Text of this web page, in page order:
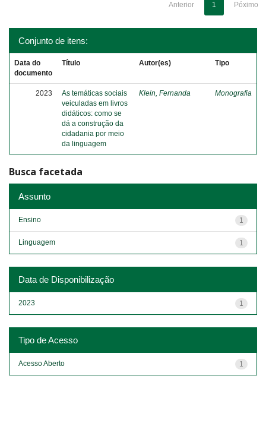
Anterior 1 Póximo
Conjunto de itens:
Data do
documento
Título Autor(es) Tipo
2023
As temáticas sociais
veiculadas em livros
didáticos: como se
dá a construção da
cidadania por meio
da linguagem
Klein, Fernanda Monografia
Busca facetada
Assunto
1
Ensino
1
Linguagem
Data de Disponibilização
1
2023
Tipo de Acesso
1
Acesso Aberto